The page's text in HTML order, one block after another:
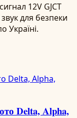
12V GJCT
для безпеки
Україні.
Delta, Alpha,